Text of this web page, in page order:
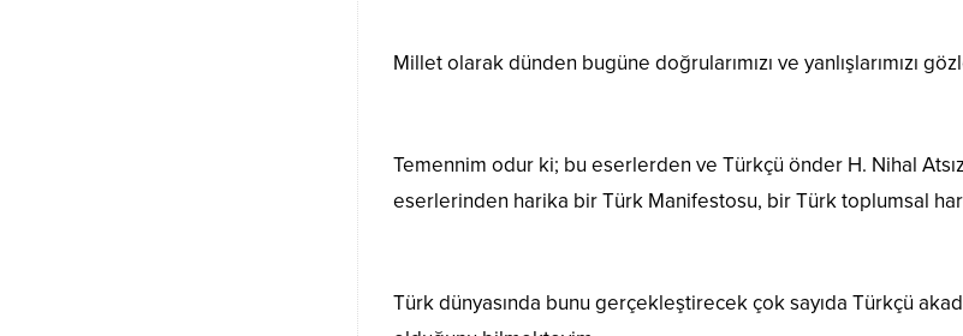
Millet olarak dünden bugüne doğrularımızı ve yanlışlarımızı
Temennim odur ki; bu eserlerden ve Türkçü önder H. Nihal
eserlerinden harika bir Türk Manifestosu, bir Türk toplumsal
Türk dünyasında bunu gerçekleştirecek çok sayıda Türkçü